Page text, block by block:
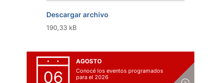
Descargar archivo
190,33 kB
06
AGOSTO
Conocé los eventos programados
para el 2026